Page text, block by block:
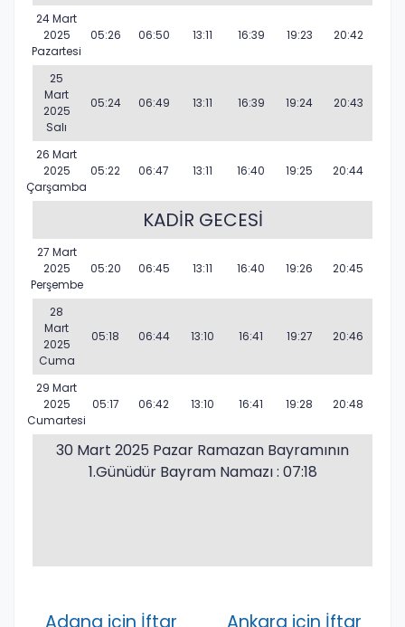
24 Mart
2025
Pazartesi
05:26 06:50 13:11 16:39 19:23 20:42
25
Mart
2025
Salı
05:24 06:49 13:11 16:39 19:24 20:43
26 Mart
2025
Çarşamba
05:22 06:47 13:11 16:40 19:25 20:44
KADİR GECESİ
27 Mart
2025
Perşembe
05:20 06:45 13:11 16:40 19:26 20:45
28
Mart
2025
Cuma
05:18 06:44 13:10 16:41 19:27 20:46
29 Mart
2025
Cumartesi
05:17 06:42 13:10 16:41 19:28 20:48
30 Mart 2025 Pazar Ramazan Bayramının
1.Günüdür Bayram Namazı : 07:18
Adana için İftar Ankara için İftar